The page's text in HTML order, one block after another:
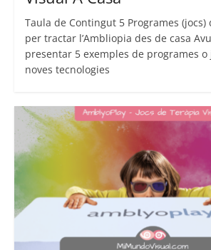
Taula de Contingut 5 Programes
per tractar l’Ambliopia des de casa
presentar 5 exemples de programes o
noves tecnologies